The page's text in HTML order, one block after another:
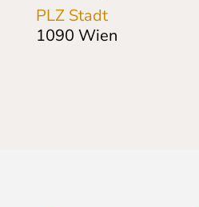
PLZ Stadt
1090 Wien